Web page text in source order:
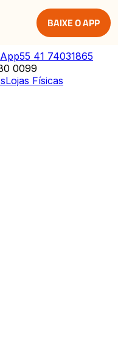
BAIXE O APP
55 41 74031865
0099
Lojas Físicas